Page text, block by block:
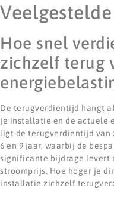
Hoe snel
zichzelf terug
De terugverdientijd hangt
je installatie en de actuele
ligt de terugverdientijd van
6 en 9 jaar, waarbij de
significante bijdrage levert
stroomprijs. Hoe hoger je
installatie zichzelf